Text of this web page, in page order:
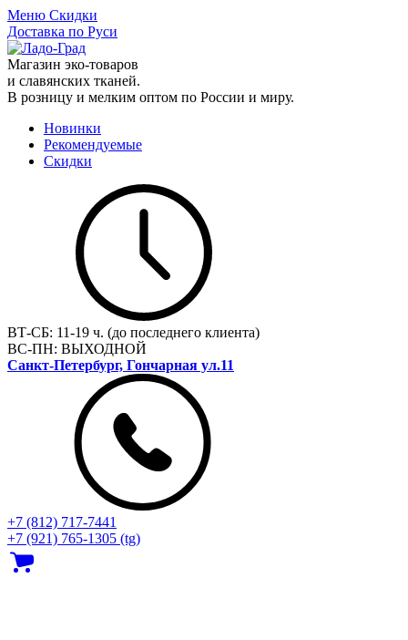
Меню Скидки
Доставка по Руси
Магазин эко-товаров
и славянских тканей.
В розницу и мелким оптом по России и миру.
Новинки
Рекомендуемые
Скидки
ВТ-СБ: 11-19 ч. (до последнего клиента)
ВС-ПН: ВЫХОДНОЙ
Санкт-Петербург, Гончарная ул.11
+7 (812) 717‑7441
+7 (921) 765-1305 (tg)